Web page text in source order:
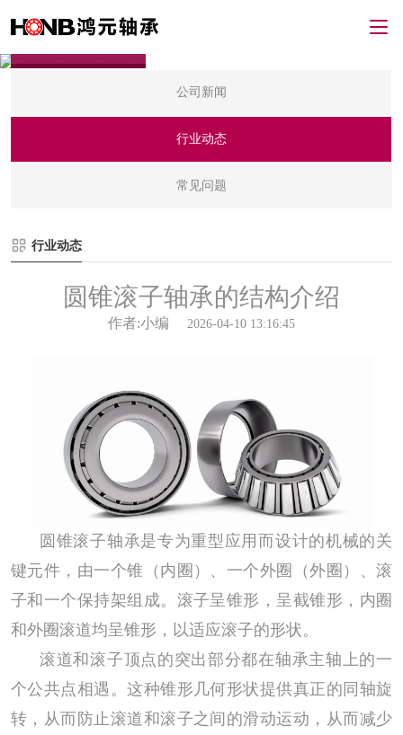
公司新闻
行业动态
常见问题
行业动态
圆锥滚子轴承的结构介绍
作者:小编 2026-04-10 13:16:45
圆锥滚子轴承是专为重型应用而设计的机械的关
键元件，由一个锥（内圈）、一个外圈（外圈）、滚
子和一个保持架组成。滚子呈锥形，呈截锥形，内圈
和外圈滚道均呈锥形，以适应滚子的形状。
滚道和滚子顶点的突出部分都在轴承主轴上的一
个公共点相遇。这种锥形几何形状提供真正的同轴旋
转，从而防止滚道和滚子之间的滑动运动，从而减少